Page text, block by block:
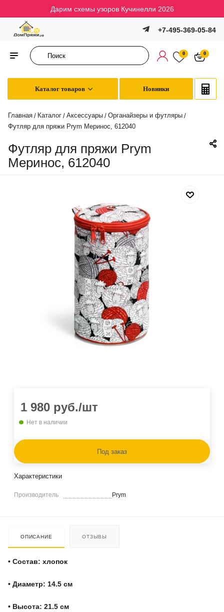
Дарим схемы узоров Кучинелли 2026
+7-495-369-05-84
0 0
Каталог товаров Новинки
Главная / Каталог / Аксессуары / Органайзеры и футляры /
Футляр для пряжи Prym Меринос, 612040
Футляр для пряжи Prym
Меринос, 612040
1 980 руб./шт
Нет в наличии
Под заказ
Характеристики
Производитель Prym
ОПИСАНИЕ ОТЗЫВЫ
• Состав: хлопок
• Диаметр: 14.5 см
• Высота: 21.5 см